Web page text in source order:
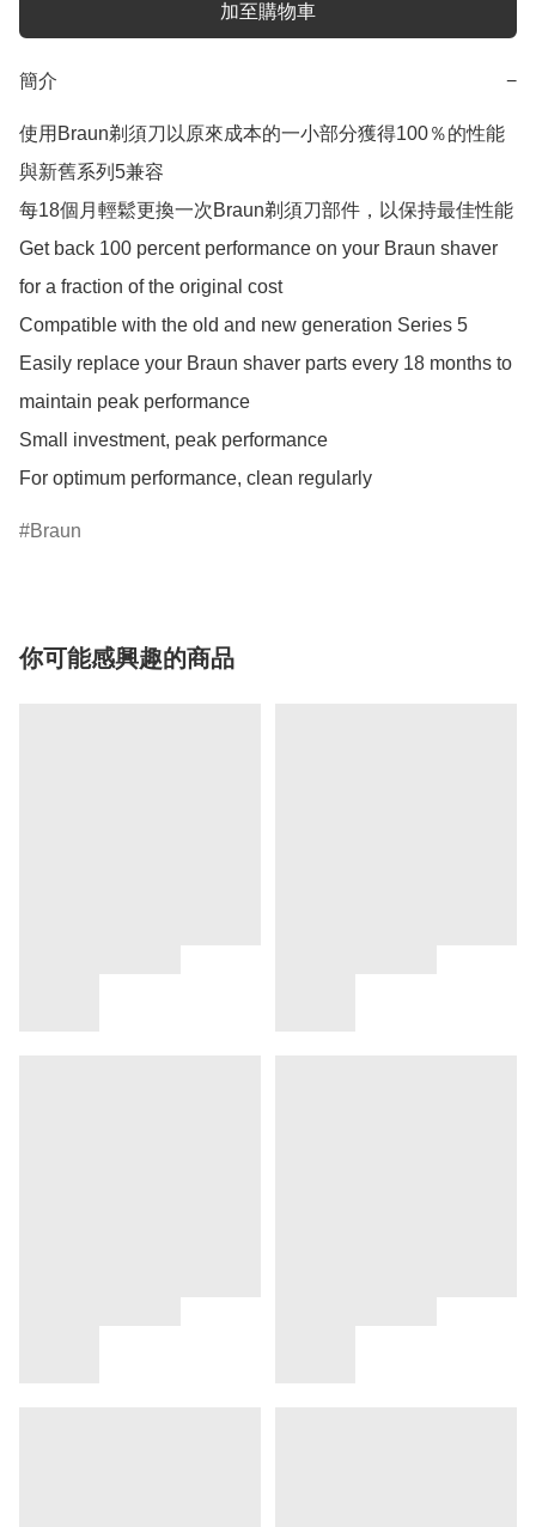
加至購物車
簡介 −
使用Braun剃須刀以原來成本的一小部分獲得100％的性能
與新舊系列5兼容
每18個月輕鬆更換一次Braun剃須刀部件，以保持最佳性能
Get back 100 percent performance on your Braun shaver
for a fraction of the original cost
Compatible with the old and new generation Series 5
Easily replace your Braun shaver parts every 18 months to
maintain peak performance
Small investment, peak performance
For optimum performance, clean regularly
Braun
你可能感興趣的商品